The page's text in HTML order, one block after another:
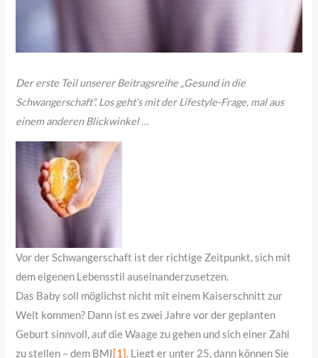
Der erste Teil unserer Beitragsreihe „Gesund in die
Schwangerschaft“. Los geht’s mit der Lifestyle-Frage, mal aus
einem anderen Blickwinkel …
Vor der Schwangerschaft ist der richtige Zeitpunkt, sich mit
dem eigenen Lebensstil auseinanderzusetzen.
Das Baby soll möglichst nicht mit einem Kaiserschnitt zur
Welt kommen? Dann ist es zwei Jahre vor der geplanten
Geburt sinnvoll, auf die Waage zu gehen und sich einer Zahl
zu stellen – dem BMI [1]. Liegt er unter 25, dann können Sie